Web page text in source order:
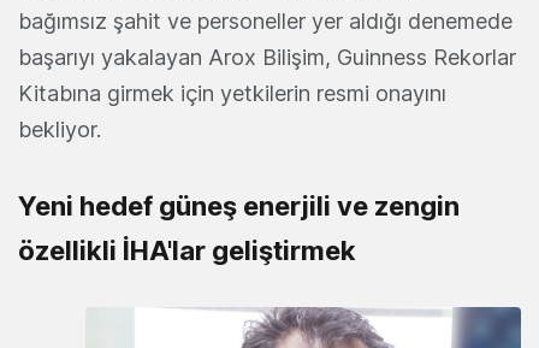
bağımsız şahit ve personeller yer aldığı denemede
başarıyı yakalayan Arox Bilişim, Guinness Rekorlar
Kitabına girmek için yetkilerin resmi onayını
bekliyor.
Yeni hedef güneş enerjili ve zengin
özellikli İHA'lar geliştirmek